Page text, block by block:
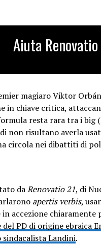
Aiuta Renovatio
magiaro Viktor
in chiave critica,
resta rara tra i big
non risultano averla
circola nei dibattiti di
daRenovatio 21, di
apertis verbis,
in accezione chiaramente
PD di origine ebraica
sindacalista Landini.